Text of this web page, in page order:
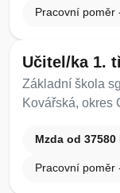
Pracovní poměr
Učitel/ka 1.
Základní škola
Kovářská, okres
Mzda od
Pracovní poměr